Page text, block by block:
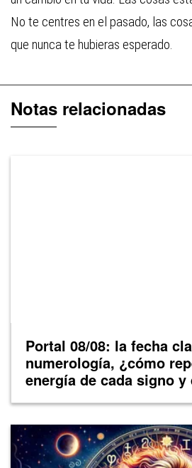
No te centres en el pasado, las
que nunca te hubieras esperado.
Notas relacionadas
Portal 08/08: la fecha
numerología, ¿cómo
energía de cada signo y